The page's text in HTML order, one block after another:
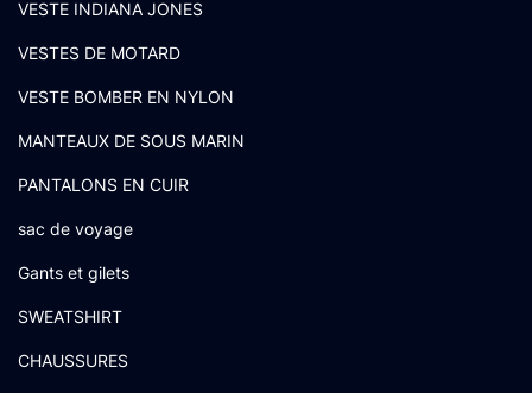
VESTE INDIANA JONES
VESTES DE MOTARD
VESTE BOMBER EN NYLON
MANTEAUX DE SOUS MARIN
PANTALONS EN CUIR
sac de voyage
Gants et gilets
SWEATSHIRT
CHAUSSURES